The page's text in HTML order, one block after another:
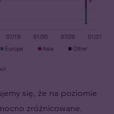
się, że na poziomie
zróżnicowane.